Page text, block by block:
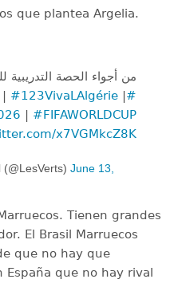
que plantea Argelia.
من أجواء الحصة
#LesVerts
| #123VivaLAlgérie|
| #FIFAWORLDCUP
x7VGMkcZ8K
June 13,
Tienen grandes
El Brasil Marruecos
que no hay que
España que no hay rival